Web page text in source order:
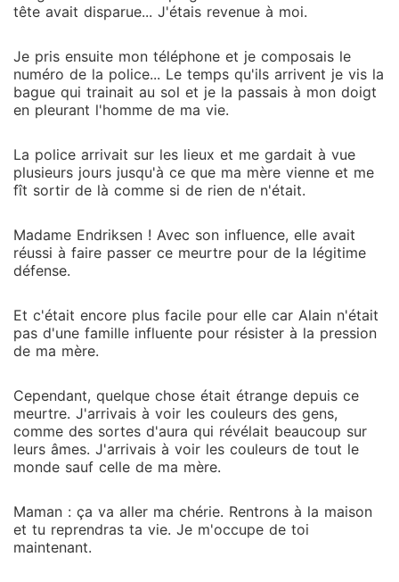
tête avait disparue... J'étais revenue à moi.
Je pris ensuite mon téléphone et je composais le
numéro de la police... Le temps qu'ils arrivent je vis la
bague qui trainait au sol et je la passais à mon doigt
en pleurant l'homme de ma vie.
La police arrivait sur les lieux et me gardait à vue
plusieurs jours jusqu'à ce que ma mère vienne et me
fît sortir de là comme si de rien de n'était.
Madame Endriksen ! Avec son influence, elle avait
réussi à faire passer ce meurtre pour de la légitime
défense.
Et c'était encore plus facile pour elle car Alain n'était
pas d'une famille influente pour résister à la pression
de ma mère.
Cependant, quelque chose était étrange depuis ce
meurtre. J'arrivais à voir les couleurs des gens,
comme des sortes d'aura qui révélait beaucoup sur
leurs âmes. J'arrivais à voir les couleurs de tout le
monde sauf celle de ma mère.
Maman : ça va aller ma chérie. Rentrons à la maison
et tu reprendras ta vie. Je m'occupe de toi
maintenant.